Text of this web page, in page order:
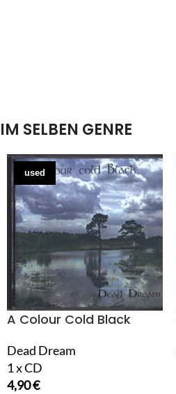
IM SELBEN GENRE
used
A Colour Cold Black
Dead Dream
1 x CD
4,90€